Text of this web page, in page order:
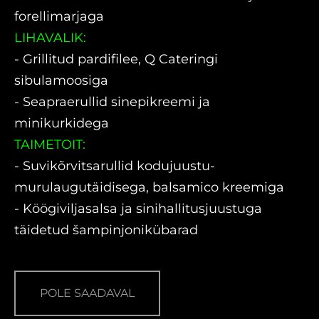
forellimarjaga
LIHAVALIK:
- Grillitud pardifilee, Q Cateringi
sibulamoosiga
- Seapraerullid sinepikreemi ja
minikurkidega
TAIMETOIT:
- Suvikõrvitsarullid kodujuustu-
murulaugutäidisega, balsamico kreemiga
- Köögiviljasalsa ja sinihallitusjuustuga
täidetud šampinjonikübarad
POLE SAADAVAL